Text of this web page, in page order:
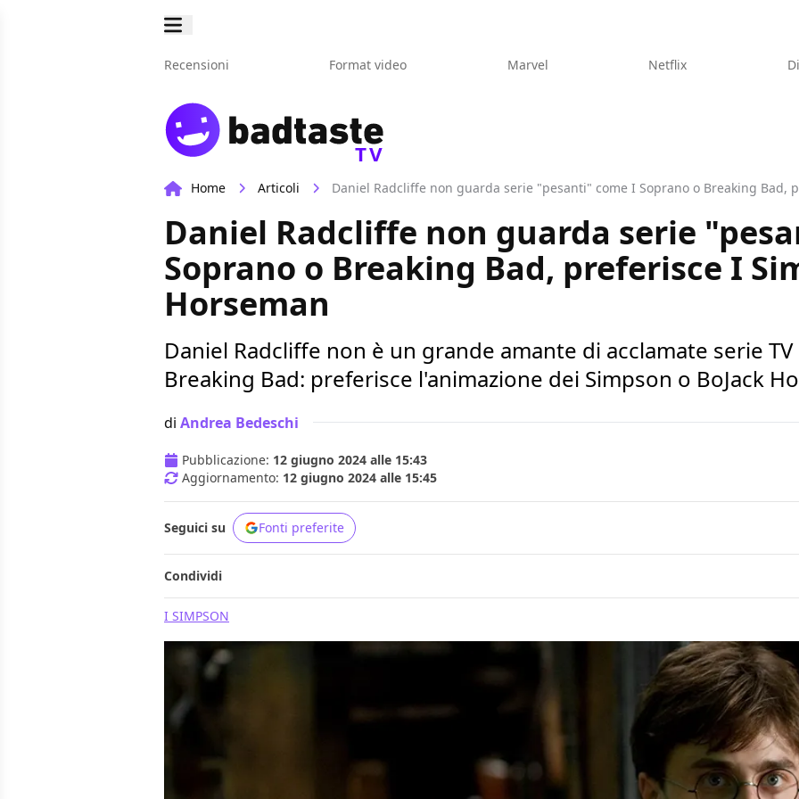
Recensioni Format video Marvel Netflix
TV
Home Articoli Daniel Radcliffe non guarda serie "pesanti" come I Soprano o Breaking Bad,
Daniel Radcliffe non guarda serie
Soprano o Breaking Bad, preferisce I
Horseman
Daniel Radcliffe non è un grande amante di acclamate serie
Breaking Bad: preferisce l'animazione dei Simpson o BoJack
di Andrea Bedeschi
Pubblicazione: 12 giugno 2024 alle 15:43
Aggiornamento: 12 giugno 2024 alle 15:45
Seguici su Fonti preferite
Condividi
I SIMPSON